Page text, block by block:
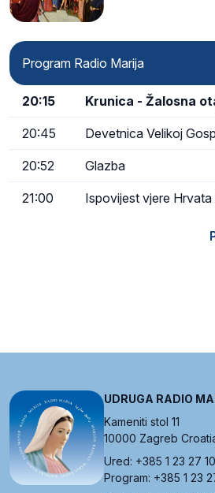
Program Radio Marija
20:15 Krunica - Žalosna
20:45 Devetnica Velikoj
20:52 Glazba
21:00 Ispovijest vjere
UDRUGA RADIO
Kameniti stol 11
10000 Zagreb
Ured: +385 1 23 27
Program: +385 1 23